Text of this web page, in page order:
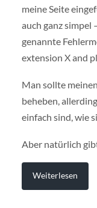
meine Seite
auch ganz simpel
genannte
extension X and
Man sollte
beheben,
einfach sind, wie
Aber natürlich
Weiterlesen